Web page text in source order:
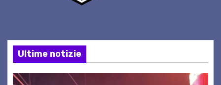
Ultime notizie